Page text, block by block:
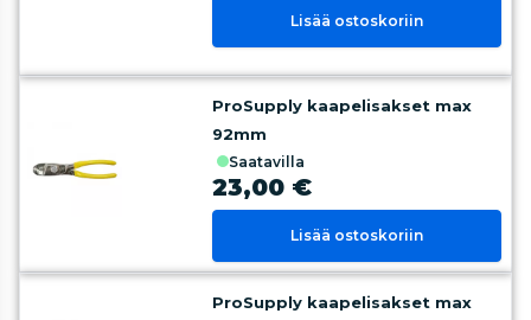
Lisää ostoskoriin
ProSupply kaapelisakset max
92mm
saatavilla
23,00 €
Lisää ostoskoriin
ProSupply kaapelisakset max